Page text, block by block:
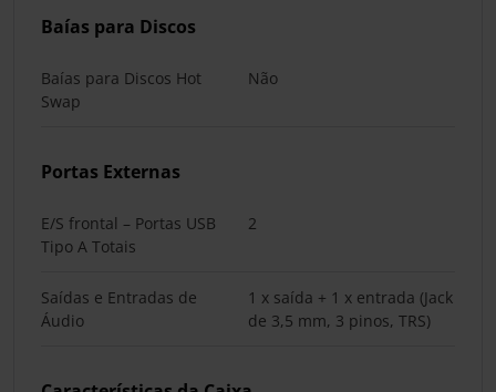
Baías para Discos
Baías para Discos Hot
Swap
Não
Portas Externas
E/S frontal – Portas USB
Tipo A Totais
2
Saídas e Entradas de
Áudio
1 x saída + 1 x entrada (Jack
de 3,5 mm, 3 pinos, TRS)